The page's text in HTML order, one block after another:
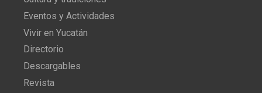
Eventos y Actividades
Vivir en Yucatán
Directorio
Descargables
Revista